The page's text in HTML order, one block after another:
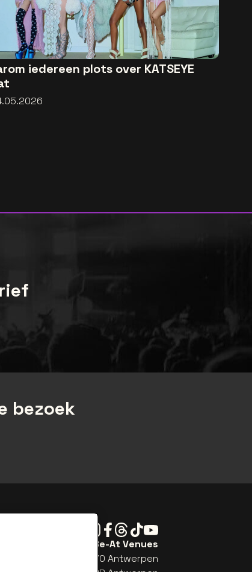
iedereen plots over KATSEYE
bezoek
Instagram
Facebook
Threads
TiktokYoutube
Be-At Venues
119, 2170 Antwerpen